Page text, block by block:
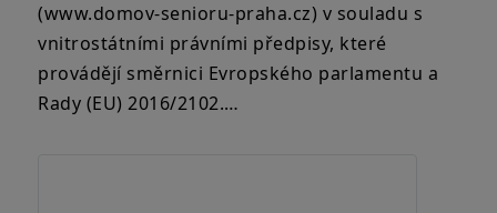
(www.domov-senioru-praha.cz) v souladu s
vnitrostátními právními předpisy, které
provádějí směrnici Evropského parlamentu a
Rady (EU) 2016/2102.…